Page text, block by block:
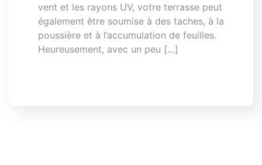
vent et les rayons UV, votre terrasse peut
également être soumise à des taches, à la
poussière et à l’accumulation de feuilles.
Heureusement, avec un peu […]